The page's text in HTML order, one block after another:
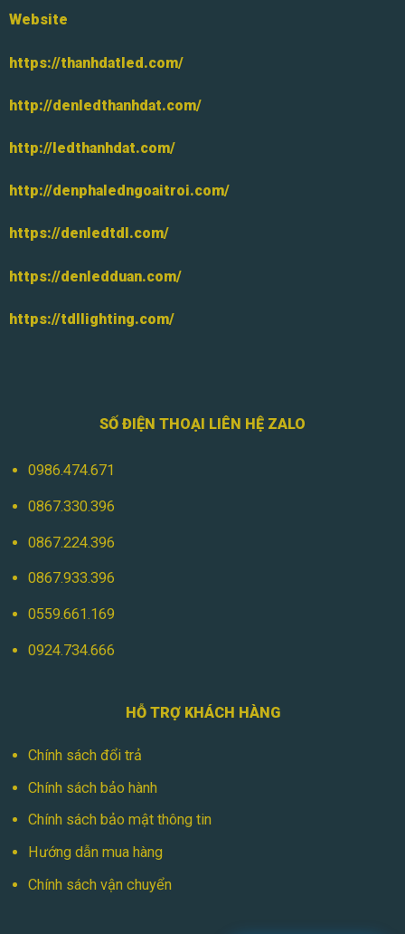
Website
https://thanhdatled.com/
http://denledthanhdat.com/
http://ledthanhdat.com/
http://denphaledngoaitroi.com/
https://denledtdl.com/
https://denledduan.com/
https://tdllighting.com/
SỐ ĐIỆN THOẠI LIÊN HỆ ZALO
0986.474.671
0867.330.396
0867.224.396
0867.933.396
0559.661.169
0924.734.666
HỖ TRỢ KHÁCH HÀNG
Chính sách đổi trả
Chính sách bảo hành
Chính sách bảo mật thông tin
Hướng dẫn mua hàng
Chính sách vận chuyển